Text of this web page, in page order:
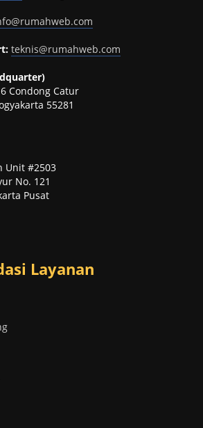
teknis@rumahweb.com
Condong Catur
55281
Unit #2503
No. 121
Pusat
Layanan